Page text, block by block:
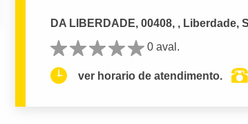
DA LIBERDADE, 00408, , Liberdade,
0 aval.
ver horario de atendimento.